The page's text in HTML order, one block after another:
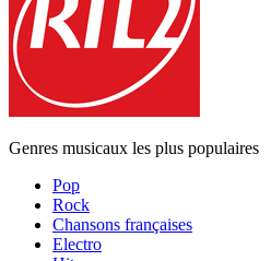
Genres musicaux les plus populaires
Pop
Rock
Chansons françaises
Electro